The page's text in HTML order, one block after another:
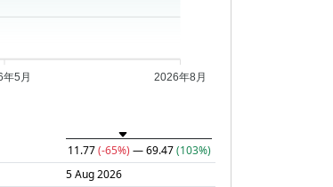
5月 2026年8月
11.77(-65%) — 69.47(103%)
5 Aug 2026